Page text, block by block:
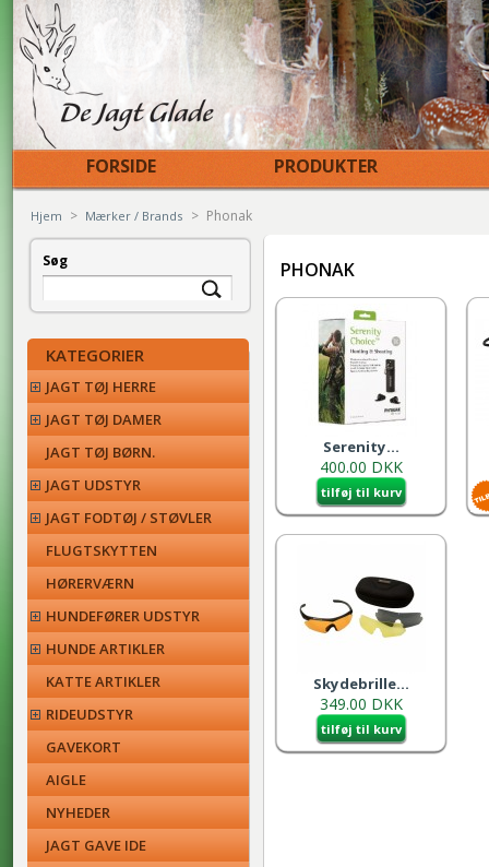
FORSIDE PRODUKTER
Søg
KATEGORIER
JAGT TØJ HERRE
JAGT TØJ DAMER
JAGT TØJ BØRN.
JAGT UDSTYR
JAGT FODTØJ / STØVLER
FLUGTSKYTTEN
HØRERVÆRN
HUNDEFØRER UDSTYR
HUNDE ARTIKLER
KATTE ARTIKLER
RIDEUDSTYR
GAVEKORT
AIGLE
NYHEDER
JAGT GAVE IDE
Hjem > Mærker / Brands > Phonak
PHONAK
Serenity...
400.00 DKK
tilføj til kurv
Skydebrille...
349.00 DKK
tilføj til kurv